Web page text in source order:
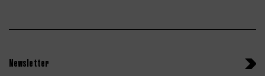
Newsletter